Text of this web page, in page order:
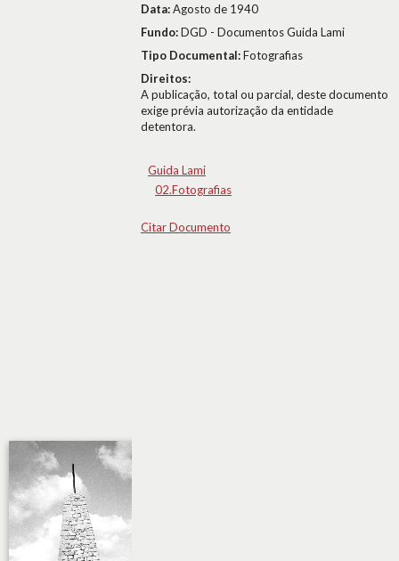
Data:Agosto de 1940
Fundo:DGD - Documentos Guida Lami
Tipo Documental:Fotografias
Direitos:
A publicação, total ou parcial, deste documento
exige prévia autorização da entidade
detentora.
Guida Lami
02.Fotografias
Citar Documento